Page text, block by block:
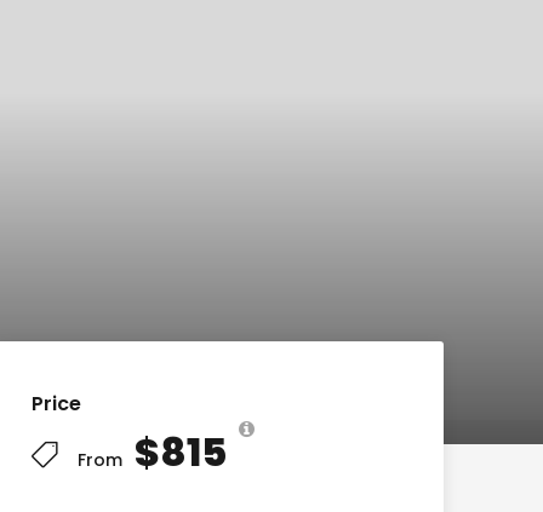
Price
From $815